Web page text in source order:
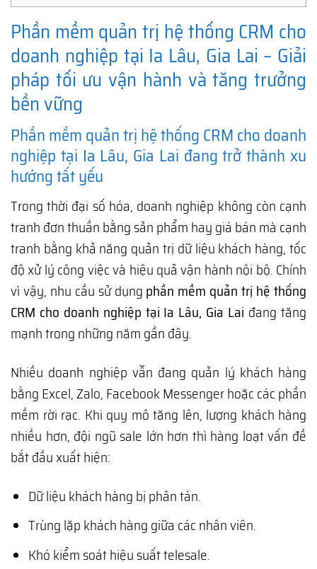
Phần mềm quản trị hệ thống CRM cho
doanh nghiệp tại Ia Lâu, Gia Lai – Giải
pháp tối ưu vận hành và tăng trưởng
bền vững
Phần mềm quản trị hệ thống CRM cho doanh
nghiệp tại Ia Lâu, Gia Lai đang trở thành xu
hướng tất yếu
Trong thời đại số hóa, doanh nghiệp không còn cạnh
tranh đơn thuần bằng sản phẩm hay giá bán mà cạnh
tranh bằng khả năng quản trị dữ liệu khách hàng, tốc
độ xử lý công việc và hiệu quả vận hành nội bộ. Chính
vì vậy, nhu cầu sử dụng phần mềm quản trị hệ thống
CRM cho doanh nghiệp tại Ia Lâu, Gia Lai đang tăng
mạnh trong những năm gần đây.
Nhiều doanh nghiệp vẫn đang quản lý khách hàng
bằng Excel, Zalo, Facebook Messenger hoặc các phần
mềm rời rạc. Khi quy mô tăng lên, lượng khách hàng
nhiều hơn, đội ngũ sale lớn hơn thì hàng loạt vấn đề
bắt đầu xuất hiện:
Dữ liệu khách hàng bị phân tán.
Trùng lặp khách hàng giữa các nhân viên.
Khó kiểm soát hiệu suất telesale.